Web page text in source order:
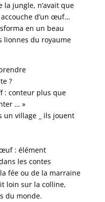
la jungle, n’avait que
d’un œuf…
en un beau
lionnes du royaume
?
: conteur plus que
… »
un village _ ils jouent
: élément
les contes
fée ou de la marraine
loin sur la colline,
du monde.